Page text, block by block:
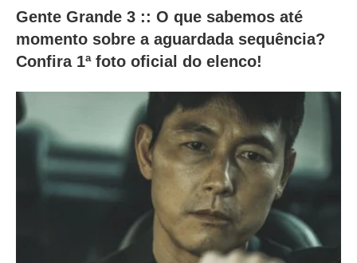
e
r
a
o
c
Gente Grande 3 :: O que sabemos até
momento sobre a aguardada sequência?
Confira 1ª foto oficial do elenco!